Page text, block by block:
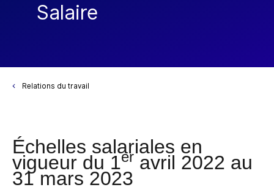
Salaire
Relations du travail
Échelles salariales en
vigueur du 1er avril 2022 au
31 mars 2023